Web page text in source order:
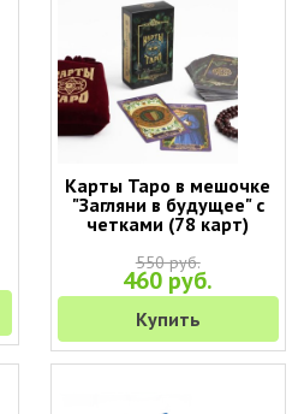
Карты Таро в мешочке
"Загляни в будущее" с
четками (78 карт)
550 руб.
460 руб.
Купить